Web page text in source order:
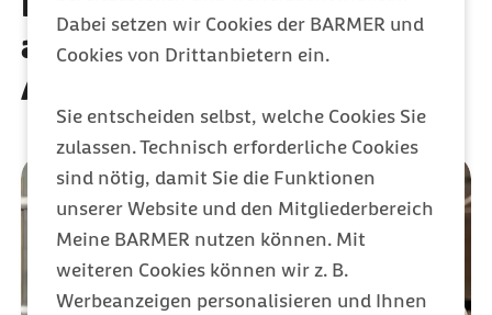
Dabei setzen wir Cookies der BARMER und
Cookies von Drittanbietern ein.
Sie entscheiden selbst, welche Cookies Sie
zulassen. Technisch erforderliche Cookies
sind nötig, damit Sie die Funktionen
unserer Website und den Mitgliederbereich
Meine BARMER nutzen können. Mit
weiteren Cookies können wir z. B.
Werbeanzeigen personalisieren und Ihnen
abgesichert – von
Ausbildung bis Ruhestand